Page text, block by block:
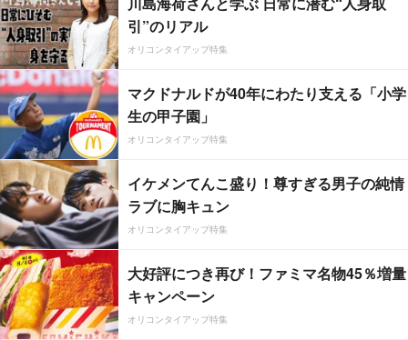
引”のリアル
オリコンタイアップ特集
マクドナルドが40年にわたり支える「小学
生の甲子園」
オリコンタイアップ特集
イケメンてんこ盛り！尊すぎる男子の純情
ラブに胸キュン
オリコンタイアップ特集
大好評につき再び！ファミマ名物45％増量
キャンペーン
オリコンタイアップ特集